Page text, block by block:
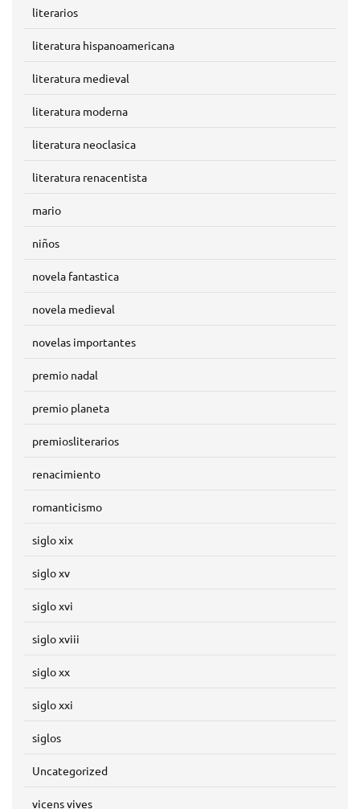
literarios
literatura hispanoamericana
literatura medieval
literatura moderna
literatura neoclasica
literatura renacentista
mario
niños
novela fantastica
novela medieval
novelas importantes
premio nadal
premio planeta
premiosliterarios
renacimiento
romanticismo
siglo xix
siglo xv
siglo xvi
siglo xviii
siglo xx
siglo xxi
siglos
Uncategorized
vicens vives